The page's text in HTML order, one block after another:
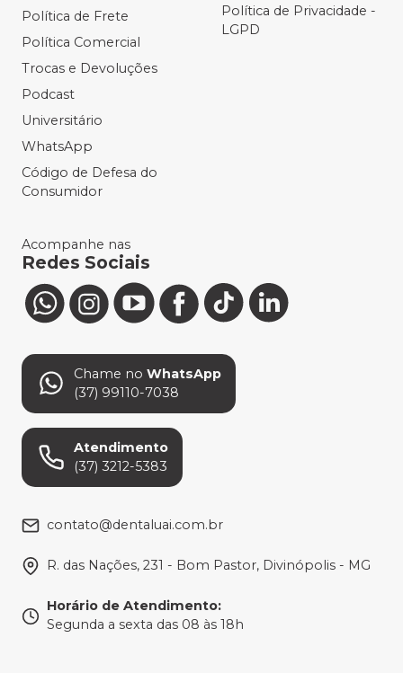
Política de Frete
Política Comercial
Trocas e Devoluções
Podcast
Universitário
WhatsApp
Código de Defesa do
Consumidor
Política de Privacidade -
LGPD
Acompanhe nas
Redes Sociais
Chame no WhatsApp
(37) 99110-7038
Atendimento
(37) 3212-5383
contato@dentaluai.com.br
R. das Nações, 231 - Bom Pastor, Divinópolis - MG
Horário de Atendimento:
Segunda a sexta das 08 às 18h